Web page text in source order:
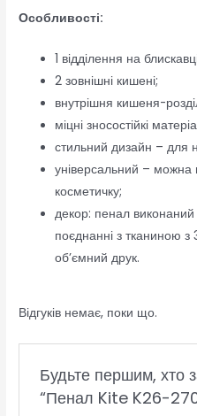
Особливості:
1 відділення на
2 зовнішні кишені;
внутрішня кишеня-
міцні зносостійкі
стильний дизайн – для
універсальний – можна
косметичку;
декор: пенал виконаний
поєднанні з тканиною з
об’ємний друк.
Відгуків немає, поки що.
Будьте першим, хто
“Пенал Kite K26-